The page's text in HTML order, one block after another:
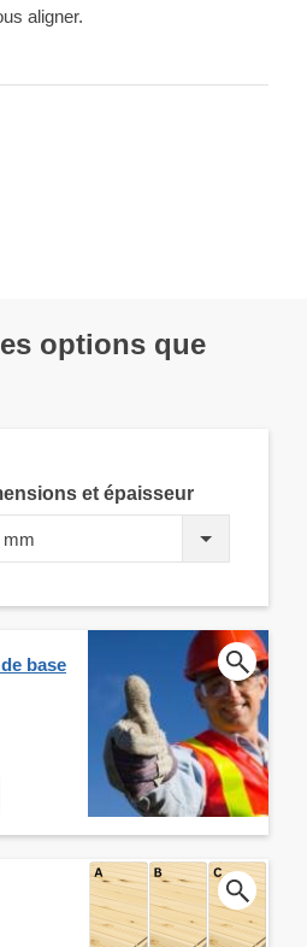
aligner.
options que
et épaisseur
mm
base